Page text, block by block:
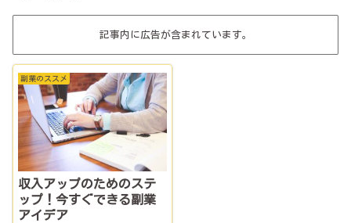
記事内に広告が含まれています。
副業のススメ
収入アップのためのステ
ップ！今すぐできる副業
アイデア